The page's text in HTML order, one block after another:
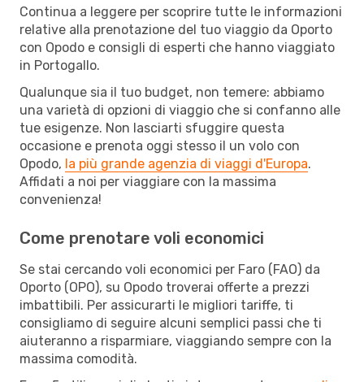
Continua a leggere per scoprire tutte le informazioni
relative alla prenotazione del tuo viaggio da Oporto
con Opodo e consigli di esperti che hanno viaggiato
in Portogallo.
Qualunque sia il tuo budget, non temere: abbiamo
una varietà di opzioni di viaggio che si confanno alle
tue esigenze. Non lasciarti sfuggire questa
occasione e prenota oggi stesso il un volo con
Opodo, la più grande agenzia di viaggi d'Europa.
Affidati a noi per viaggiare con la massima
convenienza!
Come prenotare voli economici
Se stai cercando voli economici per Faro (FAO) da
Oporto (OPO), su Opodo troverai offerte a prezzi
imbattibili. Per assicurarti le migliori tariffe, ti
consigliamo di seguire alcuni semplici passi che ti
aiuteranno a risparmiare, viaggiando sempre con la
massima comodità.